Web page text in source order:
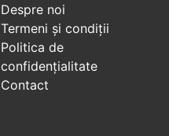
Despre noi
Termeni și condiții
Politica de
confidenţialitate
Contact